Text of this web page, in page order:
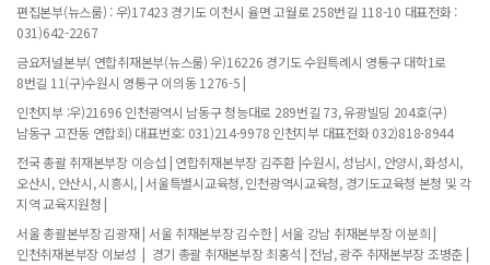
편집본부(뉴스룸) : 우)17423 경기도 이천시 율면 고월로 258번길 118-10 대표전화 :
031)642-2267
금요저널본부( 연합취재본부(뉴스룸) 우)16226 경기도 수원특례시 영통구 대학1로
8번길 11(구)수원시 영통구 이의동 1276-5 |
인천지부 :우)21696 인천광역시 남동구 청능대로 289번길 73, 유광빌딩 204호(구)
남동구 고잔동 연합회) 대표번호: 031)214-9978 인천지부 대표전화 032)818-8944
전국 총괄 취재본부장 이승섭 | 연합취재본부장 김주환 |수원시, 성남시, 안양시, 화성시,
오산시, 안산시, 시흥시, | 서울특별시교육청, 인천광역시교육청, 경기도교육청 본청 및 각
지역 교육지원청 |
서울 총괄본부장 김광재 | 서울 취재본부장 김수한 | 서울 강남 취재본부장 이분희 |
인천취재본부장 이보성 | 경기 총괄 취재본부장 최홍석 | 전남, 광주 취재본부장 조병춘 |